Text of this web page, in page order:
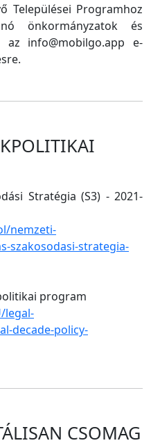
Települései Programhoz
önkormányzatok és
az info@mobilgo.app e-
Stratégia (S3) - 2021-
nemzeti-
szakosodasi-strategia-
program
legal-
decade-policy-
CSOMAG